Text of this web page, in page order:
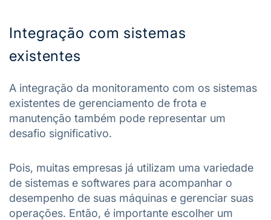
Integração com sistemas
existentes
A integração da monitoramento com os sistemas
existentes de gerenciamento de frota e
manutenção também pode representar um
desafio significativo.
Pois, muitas empresas já utilizam uma variedade
de sistemas e softwares para acompanhar o
desempenho de suas máquinas e gerenciar suas
operações. Então, é importante escolher um